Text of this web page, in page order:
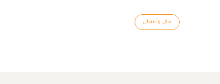
مال وأعمال